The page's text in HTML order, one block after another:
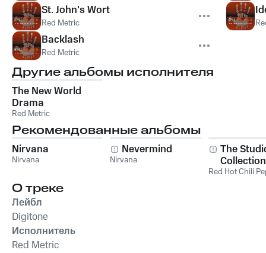
St. John's Wort
Red Metric
Backlash
Red Metric
Другие альбомы исполнителя
The New World
Drama
Red Metric
Рекомендованные альбомы
Nirvana
Nirvana
Nevermind
Nirvana
The
Collection
Red Hot Chili
О треке
Лейбл
Digitone
Исполнитель
Red Metric